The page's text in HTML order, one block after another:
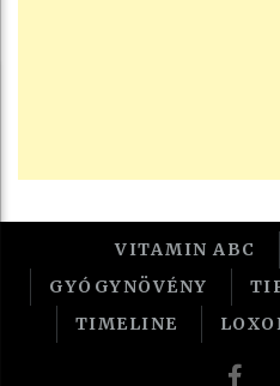
VITAMIN ABC
GYÓGYNÖVÉNY
TIMELINE